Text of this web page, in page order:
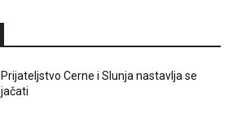
Prijateljstvo Cerne i Slunja nastavlja se
jačati